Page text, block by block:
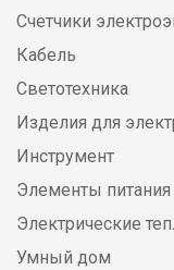
Счетчики
Кабель
Светотехника
Изделия для
Инструмент
Элементы питания
Электрические
Умный дом